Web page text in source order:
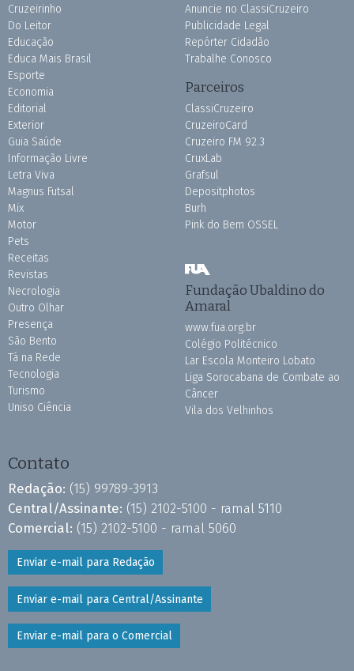
Cruzeirinho
Do Leitor
Educação
Educa Mais Brasil
Esporte
Economia
Editorial
Exterior
Guia Saúde
Informação Livre
Letra Viva
Magnus Futsal
Mix
Motor
Pets
Receitas
Revistas
Necrologia
Outro Olhar
Presença
São Bento
Tá na Rede
Tecnologia
Turismo
Uniso Ciência
Anuncie no ClassiCruzeiro
Publicidade Legal
Repórter Cidadão
Trabalhe Conosco
Parceiros
ClassiCruzeiro
CruzeiroCard
Cruzeiro FM 92.3
CruxLab
Grafsul
Depositphotos
Burh
Pink do Bem OSSEL
Fundação Ubaldino do
Amaral
www.fua.org.br
Colégio Politécnico
Lar Escola Monteiro Lobato
Liga Sorocabana de Combate ao
Câncer
Vila dos Velhinhos
Contato
Redação: (15) 99789-3913
Central/Assinante: (15) 2102-5100 - ramal 5110
Comercial: (15) 2102-5100 - ramal 5060
Enviar e-mail para Redação
Enviar e-mail para Central/Assinante
Enviar e-mail para o Comercial